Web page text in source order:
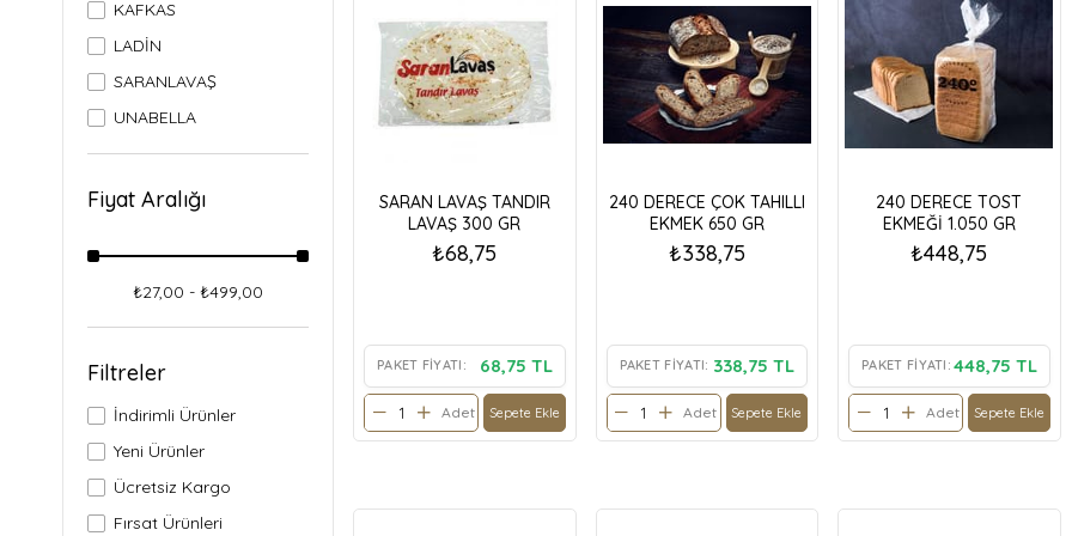
KAFKAS
LADİN
SARANLAVAŞ
UNABELLA
Fiyat Aralığı
₺27,00 - ₺499,00
Filtreler
İndirimli Ürünler
Yeni Ürünler
Ücretsiz Kargo
Fırsat Ürünleri
SARAN LAVAŞ TANDIR
LAVAŞ 300 GR
₺68,75
PAKET FIYATI: 68,75 TL
Adet Sepete Ekle
240 DERECE ÇOK TAHILLI
EKMEK 650 GR
₺338,75
PAKET FIYATI: 338,75 TL
Adet Sepete Ekle
240 DERECE TOST
EKMEĞİ 1.050 GR
₺448,75
PAKET FIYATI: 448,75 TL
Adet Sepete Ekle